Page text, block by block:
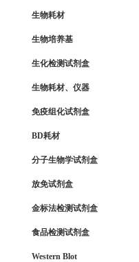
生物耗材
生物培养基
生化检测试剂盒
生物耗材、仪器
免疫组化试剂盒
BD耗材
分子生物学试剂盒
放免试剂盒
金标法检测试剂盒
食品检测试剂盒
Western Blot